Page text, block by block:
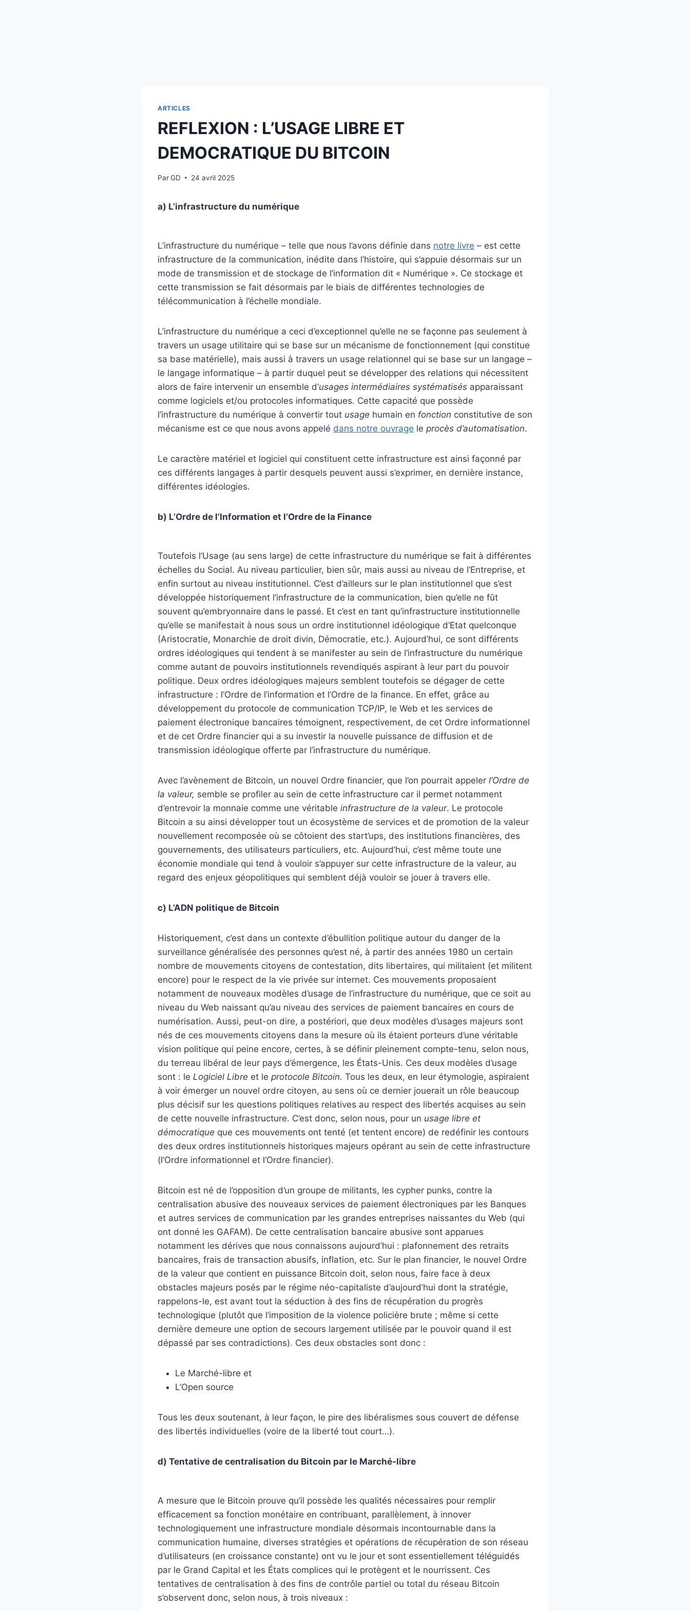
ARTICLES
REFLEXION : L’USAGE LIBRE ET
DEMOCRATIQUE DU BITCOIN
ParGD 24 avril 2025
a) L’infrastructure du numérique
L’infrastructure du numérique – telle que nous l’avons définie dans notre livre – est cette
infrastructure de la communication, inédite dans l’histoire, qui s’appuie désormais sur un
mode de transmission et de stockage de l’information dit « Numérique ». Ce stockage et
cette transmission se fait désormais par le biais de différentes technologies de
télécommunication à l’échelle mondiale.
L’infrastructure du numérique a ceci d’exceptionnel qu’elle ne se façonne pas seulement à
travers un usage utilitaire qui se base sur un mécanisme de fonctionnement (qui constitue
sa base matérielle), mais aussi à travers un usage relationnel qui se base sur un langage –
le langage informatique – à partir duquel peut se développer des relations qui nécessitent
alors de faire intervenir un ensemble d’usages intermédiaires systématisés apparaissant
comme logiciels et/ou protocoles informatiques. Cette capacité que possède
l’infrastructure du numérique à convertir tout usage humain en fonction constitutive de son
mécanisme est ce que nous avons appelé dans notre ouvrage le procès d’automatisation.
Le caractère matériel et logiciel qui constituent cette infrastructure est ainsi façonné par
ces différents langages à partir desquels peuvent aussi s’exprimer, en dernière instance,
différentes idéologies.
b) L’Ordre de l’Information et l’Ordre de la Finance
Toutefois l’Usage (au sens large) de cette infrastructure du numérique se fait à différentes
échelles du Social. Au niveau particulier, bien sûr, mais aussi au niveau de l’Entreprise, et
enfin surtout au niveau institutionnel. C’est d’ailleurs sur le plan institutionnel que s’est
développée historiquement l’infrastructure de la communication, bien qu’elle ne fût
souvent qu’embryonnaire dans le passé. Et c’est en tant qu’infrastructure institutionnelle
qu’elle se manifestait à nous sous un ordre institutionnel idéologique d’Etat quelconque
(Aristocratie, Monarchie de droit divin, Démocratie, etc.). Aujourd’hui, ce sont différents
ordres idéologiques qui tendent à se manifester au sein de l’infrastructure du numérique
comme autant de pouvoirs institutionnels revendiqués aspirant à leur part du pouvoir
politique. Deux ordres idéologiques majeurs semblent toutefois se dégager de cette
infrastructure : l’Ordre de l’information et l’Ordre de la finance. En effet, grâce au
développement du protocole de communication TCP/IP, le Web et les services de
paiement électronique bancaires témoignent, respectivement, de cet Ordre informationnel
et de cet Ordre financier qui a su investir la nouvelle puissance de diffusion et de
transmission idéologique offerte par l’infrastructure du numérique.
Avec l’avènement de Bitcoin, un nouvel Ordre financier, que l’on pourrait appeler l’Ordre de
la valeur, semble se profiler au sein de cette infrastructure car il permet notamment
d’entrevoir la monnaie comme une véritable infrastructure de la valeur. Le protocole
Bitcoin a su ainsi développer tout un écosystème de services et de promotion de la valeur
nouvellement recomposée où se côtoient des start’ups, des institutions financières, des
gouvernements, des utilisateurs particuliers, etc. Aujourd’hui, c’est même toute une
économie mondiale qui tend à vouloir s’appuyer sur cette infrastructure de la valeur, au
regard des enjeux géopolitiques qui semblent déjà vouloir se jouer à travers elle.
c) L’ADN politique de Bitcoin
Historiquement, c’est dans un contexte d’ébullition politique autour du danger de la
surveillance généralisée des personnes qu’est né, à partir des années 1980 un certain
nombre de mouvements citoyens de contestation, dits libertaires, qui militaient (et militent
encore) pour le respect de la vie privée sur internet. Ces mouvements proposaient
notamment de nouveaux modèles d’usage de l’infrastructure du numérique, que ce soit au
niveau du Web naissant qu’au niveau des services de paiement bancaires en cours de
numérisation. Aussi, peut-on dire, a postériori, que deux modèles d’usages majeurs sont
nés de ces mouvements citoyens dans la mesure où ils étaient porteurs d’une véritable
vision politique qui peine encore, certes, à se définir pleinement compte-tenu, selon nous,
du terreau libéral de leur pays d’émergence, les États-Unis. Ces deux modèles d’usage
sont : le Logiciel Libre et le protocole Bitcoin. Tous les deux, en leur étymologie, aspiraient
à voir émerger un nouvel ordre citoyen, au sens où ce dernier jouerait un rôle beaucoup
plus décisif sur les questions politiques relatives au respect des libertés acquises au sein
de cette nouvelle infrastructure. C’est donc, selon nous, pour un usage libre et
démocratique que ces mouvements ont tenté (et tentent encore) de redéfinir les contours
des deux ordres institutionnels historiques majeurs opérant au sein de cette infrastructure
(l’Ordre informationnel et l’Ordre financier).
Bitcoin est né de l’opposition d’un groupe de militants, les cypher punks, contre la
centralisation abusive des nouveaux services de paiement électroniques par les Banques
et autres services de communication par les grandes entreprises naissantes du Web (qui
ont donné les GAFAM). De cette centralisation bancaire abusive sont apparues
notamment les dérives que nous connaissons aujourd’hui : plafonnement des retraits
bancaires, frais de transaction abusifs, inflation, etc. Sur le plan financier, le nouvel Ordre
de la valeur que contient en puissance Bitcoin doit, selon nous, faire face à deux
obstacles majeurs posés par le régime néo-capitaliste d’aujourd’hui dont la stratégie,
rappelons-le, est avant tout la séduction à des fins de récupération du progrès
technologique (plutôt que l’imposition de la violence policière brute ; même si cette
dernière demeure une option de secours largement utilisée par le pouvoir quand il est
dépassé par ses contradictions). Ces deux obstacles sont donc :
Le Marché-libre et
L’Open source
Tous les deux soutenant, à leur façon, le pire des libéralismes sous couvert de défense
des libertés individuelles (voire de la liberté tout court…).
d) Tentative de centralisation du Bitcoin par le Marché-libre
A mesure que le Bitcoin prouve qu’il possède les qualités nécessaires pour remplir
efficacement sa fonction monétaire en contribuant, parallèlement, à innover
technologiquement une infrastructure mondiale désormais incontournable dans la
communication humaine, diverses stratégies et opérations de récupération de son réseau
d’utilisateurs (en croissance constante) ont vu le jour et sont essentiellement téléguidés
par le Grand Capital et les États complices qui le protègent et le nourrissent. Ces
tentatives de centralisation à des fins de contrôle partiel ou total du réseau Bitcoin
s’observent donc, selon nous, à trois niveaux :